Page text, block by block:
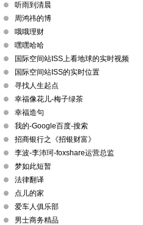
听雨到清晨
周鸿祎的博
哦哦理财
嘿嘿哈哈
国际空间站ISS上看地球的实时视频
国际空间站ISS的实时位置
寻找人生起点
幸福像花儿-梅子绿茶
幸福造句
我的-Google百度-搜索
招商银行之《招银财富》
李波-李沛珂-foxshare运营总监
梦如此短暂
法律翻译
点儿的家
爱车人俱乐部
男士商务精品